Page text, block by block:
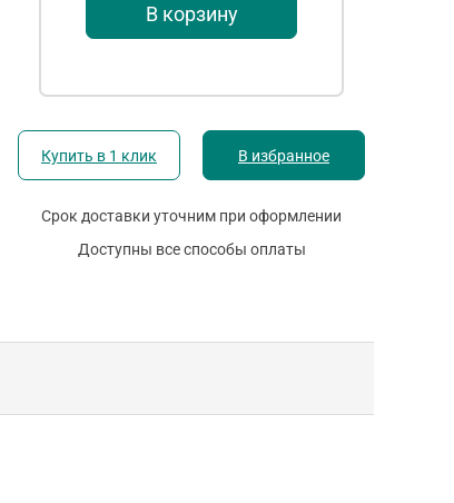
В корзину
Купить в 1 клик В избранное
Срок доставки уточним при оформлении
Доступны все способы оплаты